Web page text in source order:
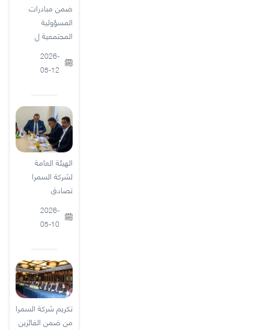
ضمن مبادرات
المسؤولية
المجتمعية ل
2026-
05-12
الهيئة العامة
لشركة السمرا
تصادق
2026-
05-10
تكريم شركة السمرا
من ضمن الفائزين